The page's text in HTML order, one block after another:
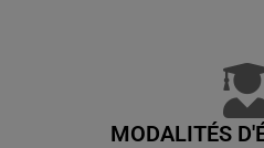
MODALITÉS